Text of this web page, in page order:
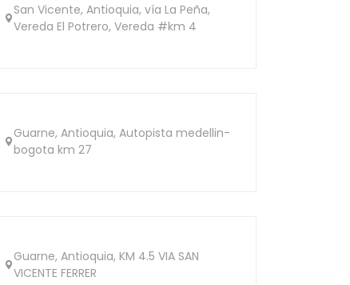
San Vicente, Antioquia, vía La Peña,
Vereda El Potrero, Vereda #km 4
Guarne, Antioquia, Autopista medellin-
bogota km 27
Guarne, Antioquia, KM 4.5 VIA SAN
VICENTE FERRER